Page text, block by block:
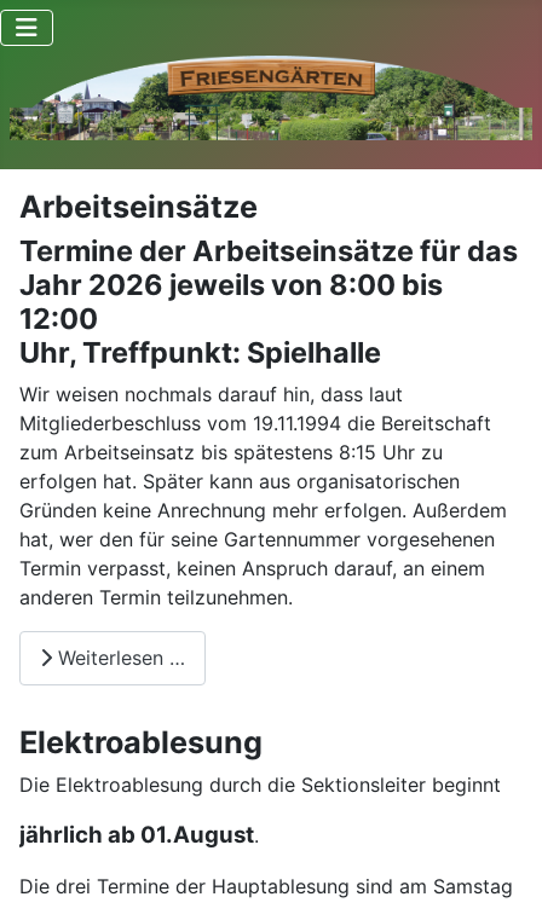
Arbeitseinsätze
Termine der Arbeitseinsätze für das
Jahr 2026 jeweils von 8:00 bis
12:00
Uhr, Treffpunkt: Spielhalle
Wir weisen nochmals darauf hin, dass laut
Mitgliederbeschluss vom 19.11.1994 die Bereitschaft
zum Arbeitseinsatz bis spätestens 8:15 Uhr zu
erfolgen hat. Später kann aus organisatorischen
Gründen keine Anrechnung mehr erfolgen. Außerdem
hat, wer den für seine Gartennummer vorgesehenen
Termin verpasst, keinen Anspruch darauf, an einem
anderen Termin teilzunehmen.
Weiterlesen …
Elektroablesung
Die Elektroablesung durch die Sektionsleiter beginnt
jährlich ab 01.August.
Die drei Termine der Hauptablesung sind am Samstag